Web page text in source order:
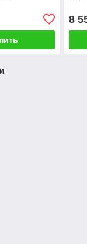
8